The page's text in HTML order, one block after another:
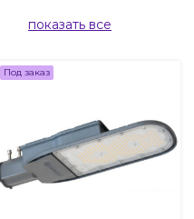
показать все
Под заказ